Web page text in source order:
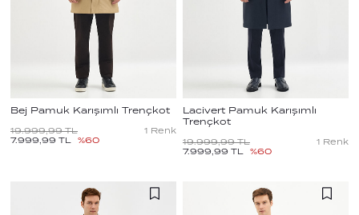
Bej Pamuk Karışımlı Trençkot
19.999,99 TL
7.999,99 TL %60
1 Renk
Lacivert Pamuk Karışımlı
Trençkot
19.999,99 TL
7.999,99 TL %60
1 Renk